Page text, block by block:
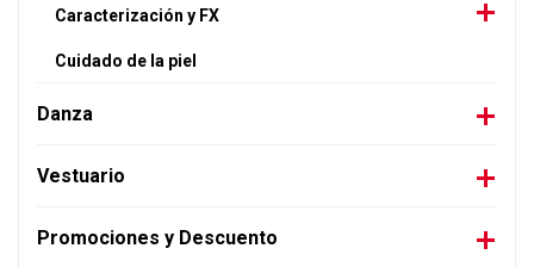
Caracterización y FX
Cuidado de la piel
Danza
Vestuario
Promociones y Descuento